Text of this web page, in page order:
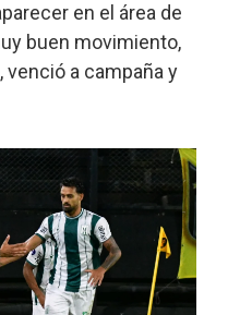
en el área de
buen movimiento,
venció a campaña y